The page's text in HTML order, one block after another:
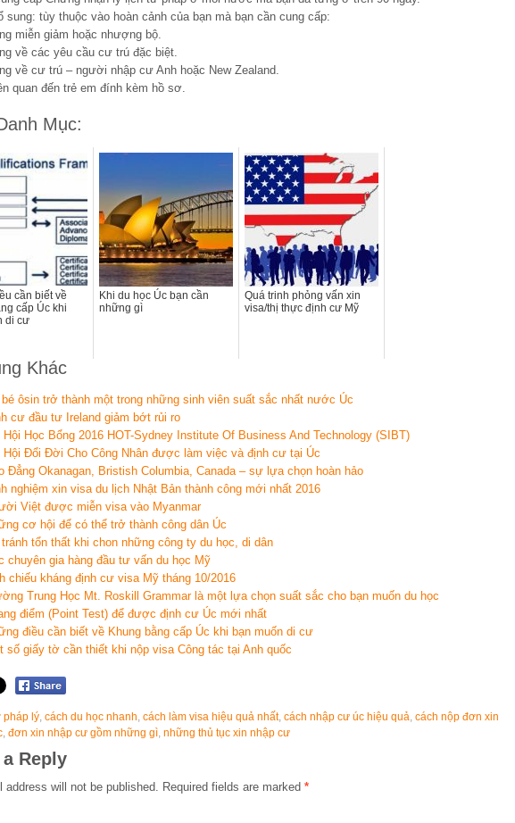
sung: tùy thuộc vào hoàn cảnh của bạn mà bạn cần cung cấp:
miễn giảm hoặc nhượng bộ.
về các yêu cầu cư trú đặc biệt.
về cư trú – người nhập cư Anh hoặc New Zealand.
quan đến trẻ em đính kèm hồ sơ.
Mục:
cần biết về
cấp Úc khi
di cư
Khi du học Úc bạn cần
những gì
Quá trinh phỏng vấn xin
visa/thị thực định cư Mỹ
Khác
bé ôsin trở thành một trong những sinh viên suất sắc nhất nước Úc
cư đầu tư Ireland giảm bớt rủi ro
Học Bổng 2016 HOT-Sydney Institute Of Business And Technology (SIBT)
Hội Đổi Đời Cho Công Nhân được làm việc và định cư tại Úc
Đẳng Okanagan, Bristish Columbia, Canada – sự lựa chọn hoàn hảo
nghiệm xin visa du lịch Nhật Bản thành công mới nhất 2016
Việt được miễn visa vào Myanmar
cơ hội để có thể trở thành công dân Úc
tổn thất khi chon những công ty du học, di dân
chuyên gia hàng đầu tư vấn du học Mỹ
chiếu kháng định cư visa Mỹ tháng 10/2016
Trung Học Mt. Roskill Grammar là một lựa chọn suất sắc cho bạn muốn du học
điểm (Point Test) để được định cư Úc mới nhất
điều cần biết về Khung bằng cấp Úc khi bạn muốn di cư
số giấy tờ cần thiết khi nộp visa Công tác tại Anh quốc
pháp lý, cách du học nhanh, cách làm visa hiệu quả nhất, cách nhập cư úc hiệu quả, cách nộp đơn xin
, đơn xin nhập cư gồm những gì, những thủ tục xin nhập cư
a Reply
address will not be published. Required fields are marked *